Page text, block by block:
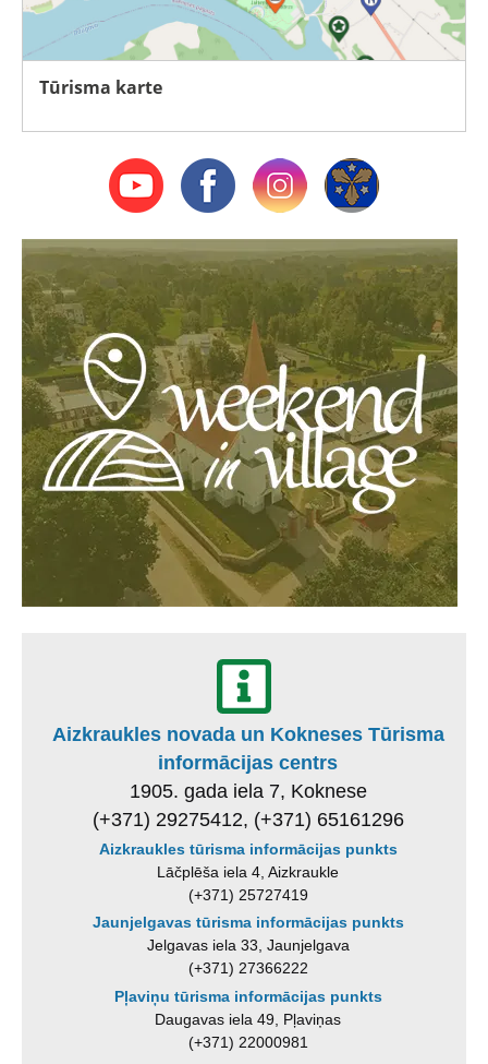
Tūrisma karte
Aizkraukles novada un Kokneses Tūrisma
informācijas centrs
1905. gada iela 7, Koknese
(+371) 29275412, (+371) 65161296
Aizkraukles tūrisma informācijas punkts
Lāčplēša iela 4, Aizkraukle
(+371) 25727419
Jaunjelgavas tūrisma informācijas punkts
Jelgavas iela 33, Jaunjelgava
(+371) 27366222
Pļaviņu tūrisma informācijas punkts
Daugavas iela 49, Pļaviņas
(+371) 22000981